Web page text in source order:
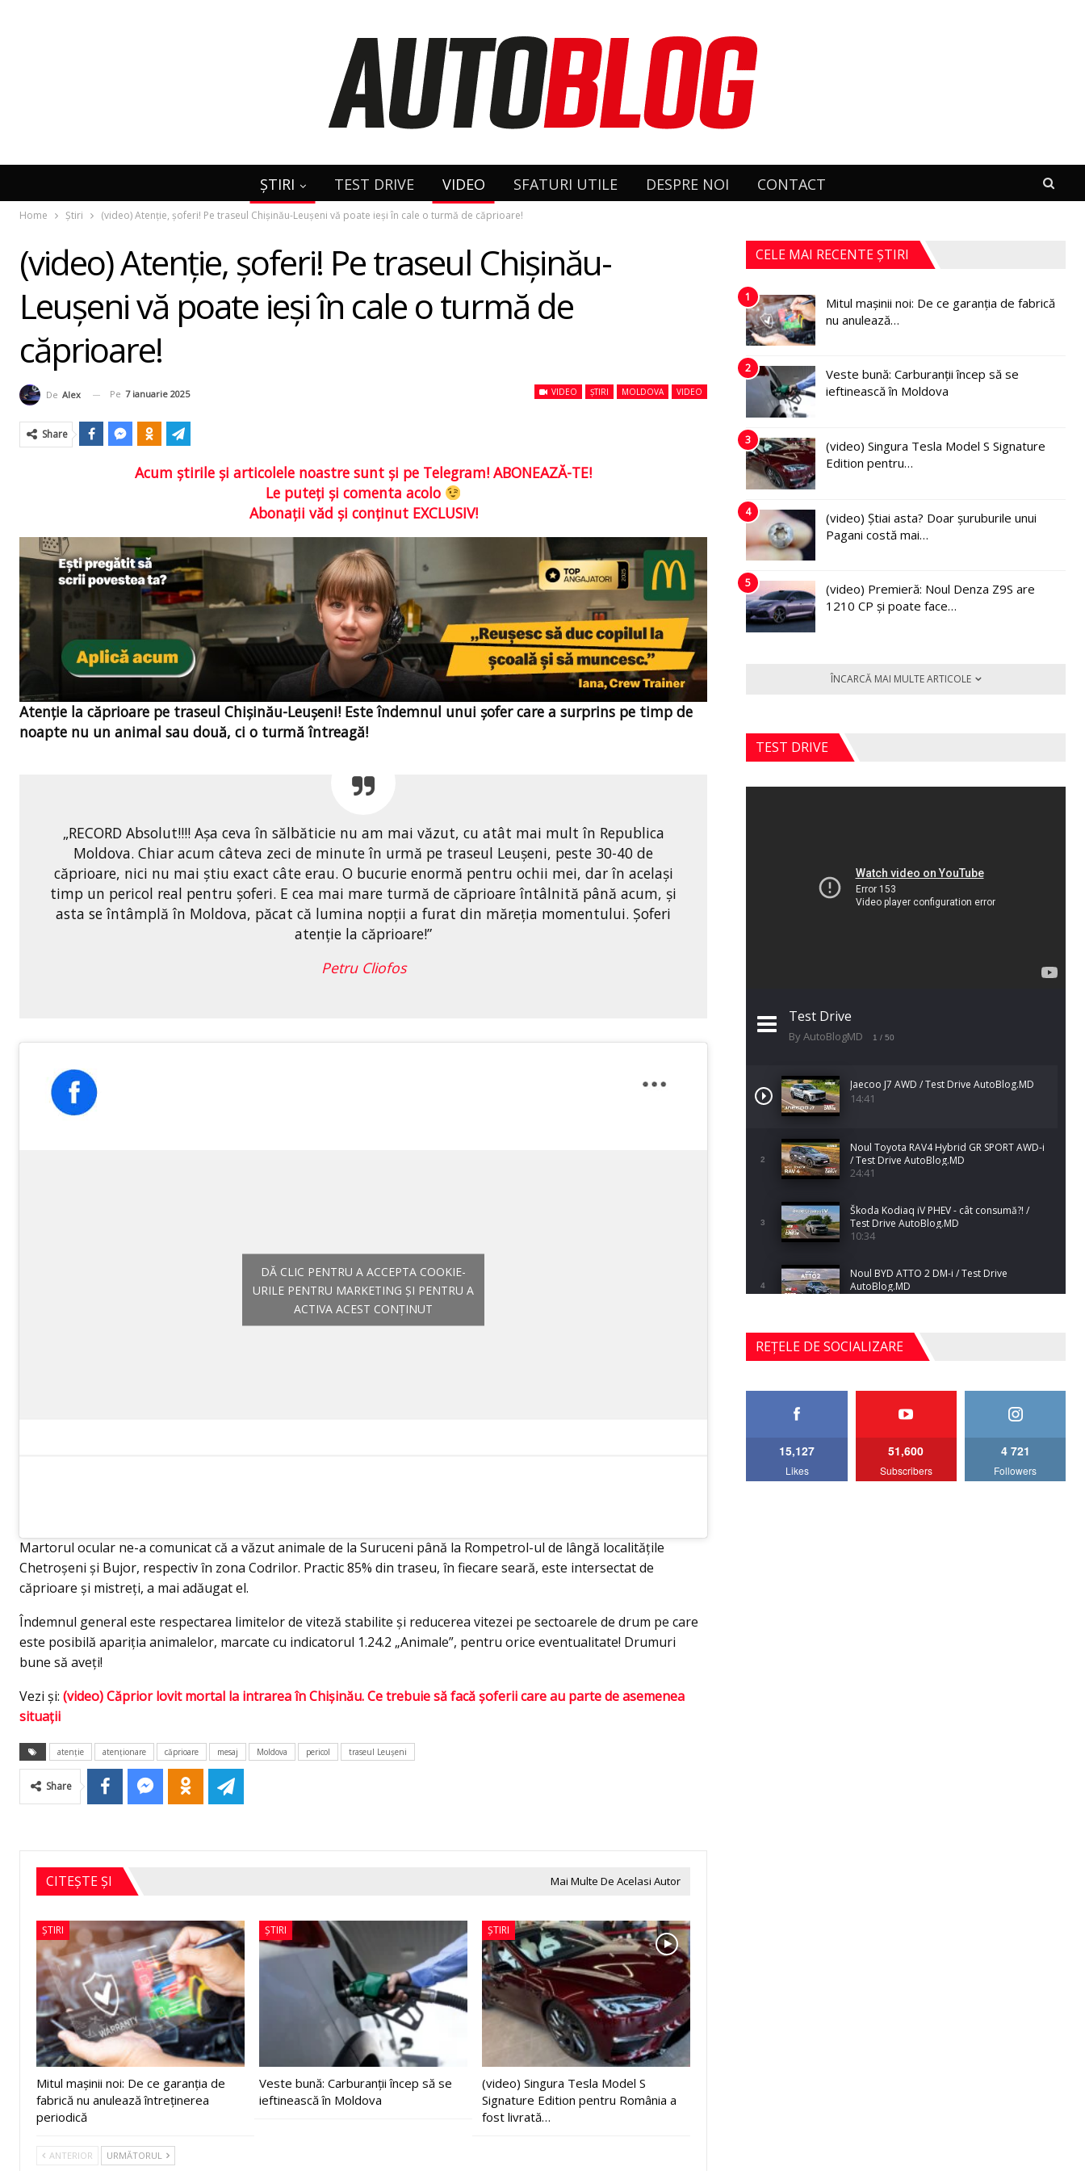
ȘTIRI TEST DRIVE VIDEO SFATURI UTILE DESPRE NOI CONTACT
Home Știri (video) Atenție, șoferi! Pe traseul Chișinău-Leușeni vă poate ieși în cale o turmă de căprioare!
(video) Atenție, șoferi! Pe traseul Chișinău-
Leușeni vă poate ieși în cale o turmă de
căprioare!
VIDEO ȘTIRI MOLDOVA VIDEO
De Alex Pe 7 ianuarie 2025
Share
Acum ştirile şi articolele noastre sunt şi pe Telegram! ABONEAZĂ-TE!
Le puteţi şi comenta acolo
Abonaţii văd şi conţinut EXCLUSIV!
Atenție la căprioare pe traseul Chișinău-Leușeni! Este îndemnul unui șofer care a surprins pe timp de
noapte nu un animal sau două, ci o turmă întreagă!
„RECORD Absolut!!!! Așa ceva în sălbăticie nu am mai văzut, cu atât mai mult în Republica
Moldova. Chiar acum câteva zeci de minute în urmă pe traseul Leușeni, peste 30-40 de
căprioare, nici nu mai știu exact câte erau. O bucurie enormă pentru ochii mei, dar în același
timp un pericol real pentru șoferi. E cea mai mare turmă de căprioare întâlnită până acum, și
asta se întâmplă în Moldova, păcat că lumina nopții a furat din măreția momentului. Șoferi
atenție la căprioare!”
Petru Cliofos
DĂ CLIC PENTRU A ACCEPTA COOKIE-
URILE PENTRU MARKETING ȘI PENTRU A
ACTIVA ACEST CONȚINUT
Martorul ocular ne-a comunicat că a văzut animale de la Suruceni până la Rompetrol-ul de lângă localitățile
Chetroșeni și Bujor, respectiv în zona Codrilor. Practic 85% din traseu, în fiecare seară, este intersectat de
căprioare și mistreți, a mai adăugat el.
Îndemnul general este respectarea limitelor de viteză stabilite și reducerea vitezei pe sectoarele de drum pe care
este posibilă apariția animalelor, marcate cu indicatorul 1.24.2 „Animale”, pentru orice eventualitate! Drumuri
bune să aveți!
Vezi și: (video) Căprior lovit mortal la intrarea în Chișinău. Ce trebuie să facă șoferii care au parte de asemenea
situații
atenție atenționare căprioare mesaj Moldova pericol traseul Leușeni
Share
CITEȘTE ȘI Mai Multe De Acelasi Autor
ȘTIRI
Mitul mașinii noi: De ce garanția de
fabrică nu anulează întreținerea
periodică
ȘTIRI
Veste bună: Carburanții încep să se
ieftinească în Moldova
ȘTIRI
(video) Singura Tesla Model S
Signature Edition pentru România a
fost livrată…
ANTERIOR URMĂTORUL
CELE MAI RECENTE ȘTIRI
1
Mitul mașinii noi: De ce garanția de fabrică
nu anulează…
2
Veste bună: Carburanții încep să se
ieftinească în Moldova
3
(video) Singura Tesla Model S Signature
Edition pentru…
4
(video) Știai asta? Doar șuruburile unui
Pagani costă mai…
5
(video) Premieră: Noul Denza Z9S are
1210 CP și poate face…
ÎNCARCĂ MAI MULTE ARTICOLE
TEST DRIVE
Test Drive
By AutoBlogMD 1 / 50
Jaecoo J7 AWD / Test Drive AutoBlog.MD
14:41
2
Noul Toyota RAV4 Hybrid GR SPORT AWD-i
/ Test Drive AutoBlog.MD
24:41
3
Škoda Kodiaq iV PHEV - cât consumă?! /
Test Drive AutoBlog.MD
10:34
4
Noul BYD ATTO 2 DM-i / Test Drive
AutoBlog.MD
5
Noul Mercedes-Benz S-Class facelift (S 580
4MATIC V223) / Test Drive AutoBlog.MD
27:33
AutoBlog.MD
REȚELE DE SOCIALIZARE
15,127
Likes
51,600
Subscribers
4 721
Followers